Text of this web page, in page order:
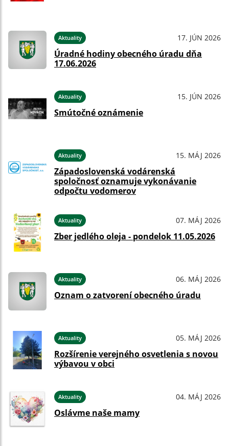
Aktuality 17. JÚN 2026
Úradné hodiny obecného úradu dňa
17.06.2026
Aktuality 15. JÚN 2026
Smútočné oznámenie
Aktuality 15. MÁJ 2026
Západoslovenská vodárenská
spoločnosť oznamuje vykonávanie
odpočtu vodomerov
Aktuality 07. MÁJ 2026
Zber jedlého oleja - pondelok 11.05.2026
Aktuality 06. MÁJ 2026
Oznam o zatvorení obecného úradu
Aktuality 05. MÁJ 2026
Rozšírenie verejného osvetlenia s novou
výbavou v obci
Aktuality 04. MÁJ 2026
Oslávme naše mamy